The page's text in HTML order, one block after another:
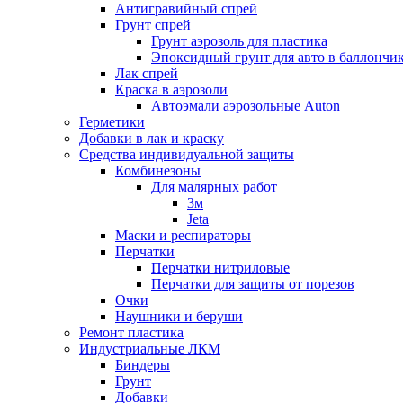
Антигравийный спрей
Грунт спрей
Грунт аэрозоль для пластика
Эпоксидный грунт для авто в
Лак спрей
Краска в аэрозоли
Автоэмали аэрозольные Auton
Герметики
Добавки в лак и краску
Средства индивидуальной защиты
Комбинезоны
Для малярных работ
3м
Jeta
Маски и респираторы
Перчатки
Перчатки нитриловые
Перчатки для защиты от порезов
Очки
Наушники и беруши
Ремонт пластика
Индустриальные ЛКМ
Биндеры
Грунт
Добавки